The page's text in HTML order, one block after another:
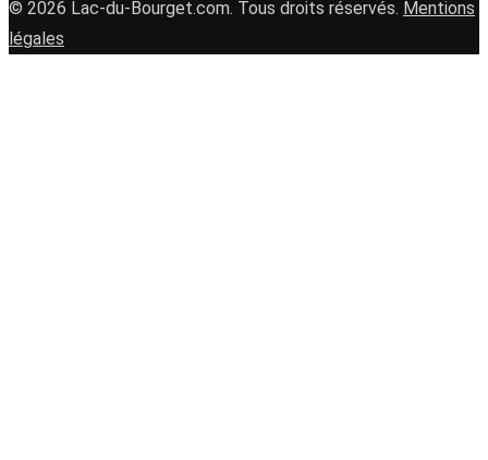
© 2026 Lac-du-Bourget.com. Tous droits réservés. Mentions
légales